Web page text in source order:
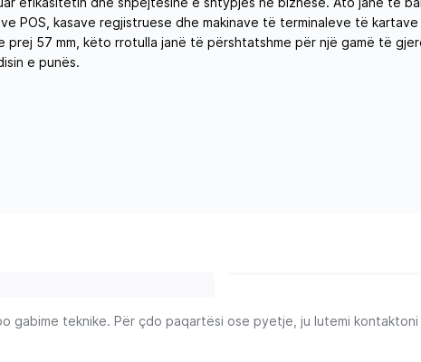
POS, kasave regjistruese dhe makinave të terminaleve të
57 mm, këto rrotulla janë të përshtatshme për një gamë të
e punës.
gabime teknike. Për çdo paqartësi ose pyetje, ju lutemi